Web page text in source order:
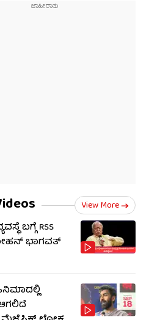
View More
ಬಗ್ಗೆ RSS​
ಭಾಗವತ್